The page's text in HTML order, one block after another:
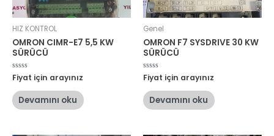
HIZ KONTROL
OMRON CIMR-E7 5,5 KW
SÜRÜCÜ
5
üzerinden
oy
aldı
Fiyat için arayınız
Devamını oku
Genel
OMRON F7 SYSDRIVE 30 KW
SÜRÜCÜ
5
üzerinden
oy
aldı
Fiyat için arayınız
Devamını oku